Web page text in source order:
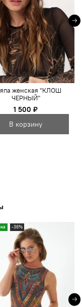
женская "КЛОШ
ЧЕРНЫЙ"
1 500 ₽
В корзину
-36%